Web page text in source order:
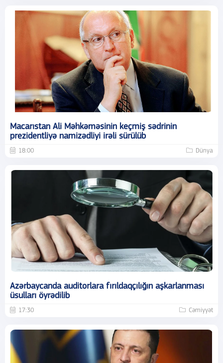
Macarıstan Ali Məhkəməsinin keçmiş sədrinin
prezidentliyə namizədliyi irəli sürülüb
18:00 Dünya
Azərbaycanda auditorlara fırıldaqçılığın aşkarlanması
üsulları öyrədilib
17:30 Cəmiyyət